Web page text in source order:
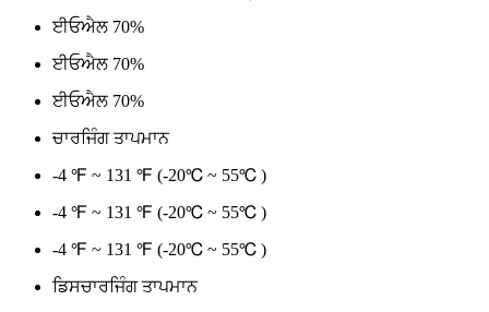
ਈਓਐਲ 70%
ਈਓਐਲ 70%
ਈਓਐਲ 70%
ਚਾਰਜਿੰਗ ਤਾਪਮਾਨ
-4 ℉ ~ 131 ℉ (-20℃ ~ 55℃ )
-4 ℉ ~ 131 ℉ (-20℃ ~ 55℃ )
-4 ℉ ~ 131 ℉ (-20℃ ~ 55℃ )
ਡਿਸਚਾਰਜਿੰਗ ਤਾਪਮਾਨ